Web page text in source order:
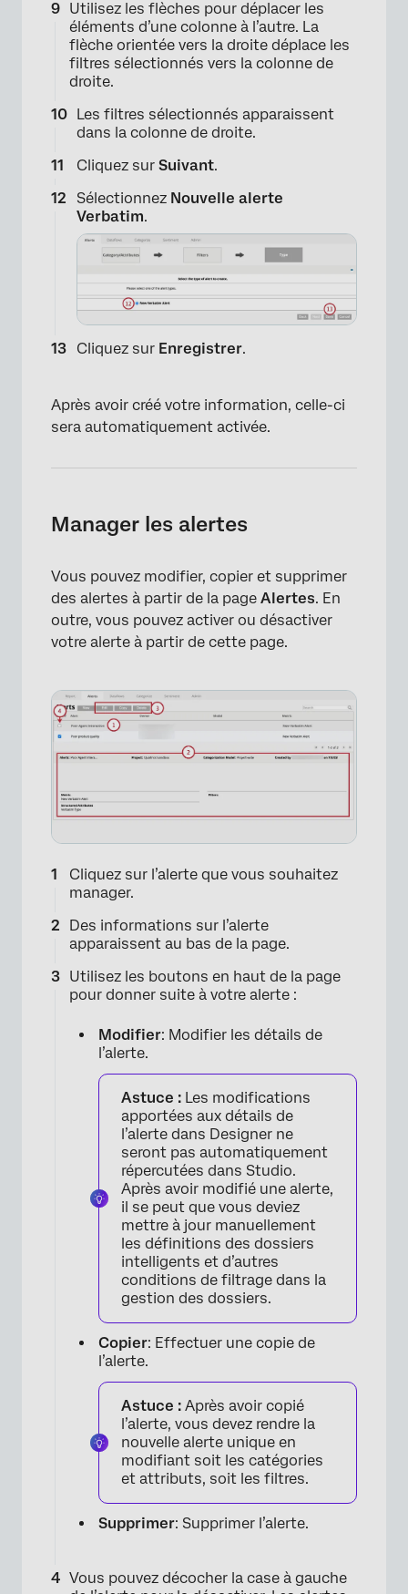
Utilisez les flèches pour déplacer les
éléments d’une colonne à l’autre. La
flèche orientée vers la droite déplace les
filtres sélectionnés vers la colonne de
droite.
Les filtres sélectionnés apparaissent
dans la colonne de droite.
Cliquez sur Suivant.
Sélectionnez Nouvelle alerte
Verbatim.
Cliquez sur Enregistrer.
Après avoir créé votre information, celle-ci
sera automatiquement activée.
Manager les alertes
Vous pouvez modifier, copier et supprimer
des alertes à partir de la page Alertes. En
outre, vous pouvez activer ou désactiver
votre alerte à partir de cette page.
×
Cliquez sur l’alerte que vous souhaitez
manager.
Des informations sur l’alerte
apparaissent au bas de la page.
Utilisez les boutons en haut de la page
pour donner suite à votre alerte :
Modifier: Modifier les détails de
l’alerte.
Astuce : Les modifications
apportées aux détails de
l’alerte dans Designer ne
seront pas automatiquement
répercutées dans Studio.
Après avoir modifié une alerte,
il se peut que vous deviez
mettre à jour manuellement
les définitions des dossiers
intelligents et d’autres
conditions de filtrage dans la
gestion des dossiers.
Copier: Effectuer une copie de
l’alerte.
Astuce : Après avoir copié
l’alerte, vous devez rendre la
nouvelle alerte unique en
modifiant soit les catégories
et attributs, soit les filtres.
Supprimer: Supprimer l’alerte.
Vous pouvez décocher la case à gauche